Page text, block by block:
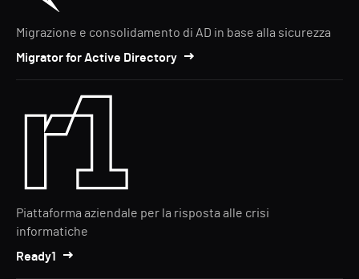
Migrazione e consolidamento di AD in base alla sicurezza
Migrator for Active Directory
Piattaforma aziendale per la risposta alle crisi
informatiche
Ready1